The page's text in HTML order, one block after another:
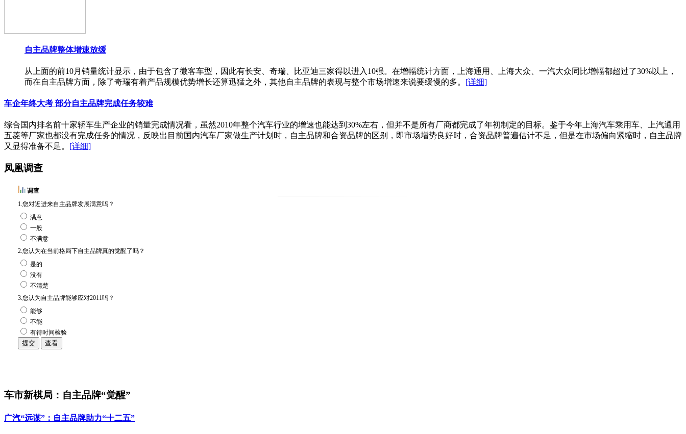
自主品牌整体增速放缓
从上面的前10月销量统计显示，由于包含了微客车型，因此有长安、奇瑞、比亚迪三家得以进入10强。在增幅统计方面，上海通用、上海大众、一汽大众同比增幅都超过了30%以上，
而在自主品牌方面，除了奇瑞有着产品规模优势增长还算迅猛之外，其他自主品牌的表现与整个市场增速来说要缓慢的多。 [详细]
车企年终大考 部分自主品牌完成任务较难
综合国内排名前十家轿车生产企业的销量完成情况看，虽然2010年整个汽车行业的增速也能达到30%左右，但并不是所有厂商都完成了年初制定的目标。鉴于今年上海汽车乘用车、上汽通用
五菱等厂家也都没有完成任务的情况，反映出目前国内汽车厂家做生产计划时，自主品牌和合资品牌的区别，即市场增势良好时，合资品牌普遍估计不足，但是在市场偏向紧缩时，自主品牌
又显得准备不足。 [详细]
凤凰调查
调查
1.您对近进来自主品牌发展满意吗？
满意
一般
不满意
2.您认为在当前格局下自主品牌真的觉醒了吗？
是的
没有
不清楚
3.您认为自主品牌能够应对2011吗？
能够
不能
有待时间检验
车市新棋局：自主品牌“觉醒”
广汽“远谋”：自主品牌助力“十二五”